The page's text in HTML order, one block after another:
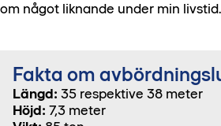
om något liknande under min livstid.
Fakta om
Längd: 35 respektive 38 meter
Höjd: 7,3 meter